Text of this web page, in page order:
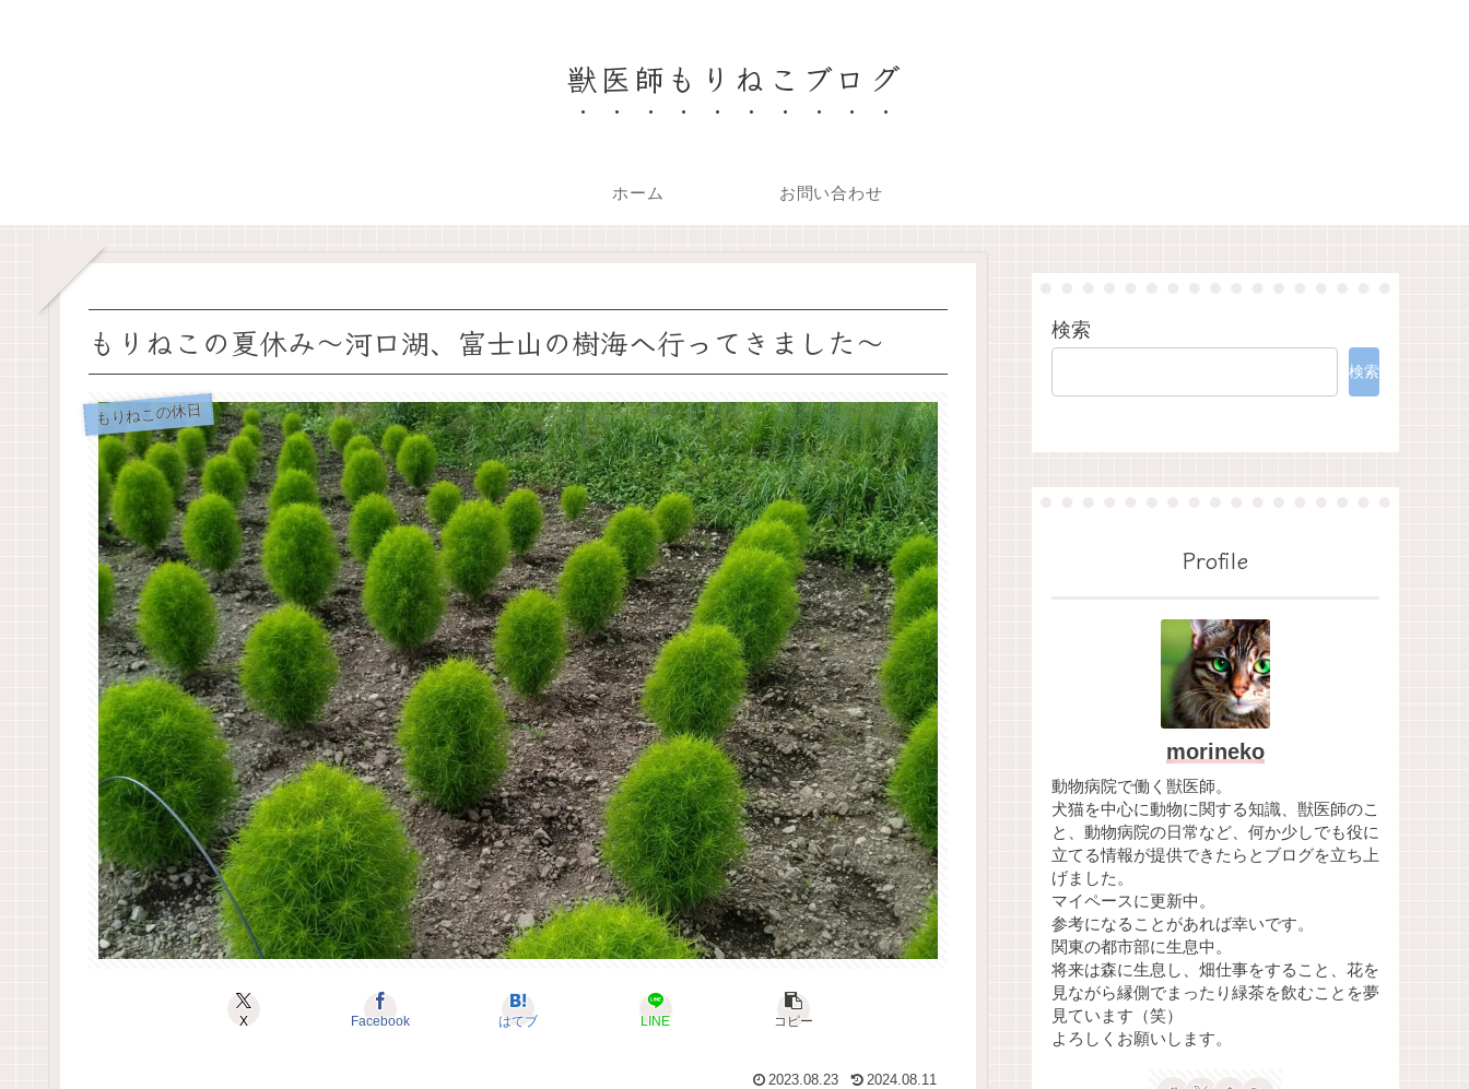
獣医師もりねこブログ
ホーム お問い合わせ
もりねこの夏休み～河口湖、富士山の樹海へ行ってきました～
もりねこの休日
X Facebook はてブ LINE コピー
2023.08.23 2024.08.11
検索
検索
Profile
morineko
動物病院で働く獣医師。
犬猫を中心に動物に関する知識、獣医師のこ
と、動物病院の日常など、何か少しでも役に
立てる情報が提供できたらとブログを立ち上
げました。
マイペースに更新中。
参考になることがあれば幸いです。
関東の都市部に生息中。
将来は森に生息し、畑仕事をすること、花を
見ながら縁側でまったり緑茶を飲むことを夢
見ています（笑）
よろしくお願いします。